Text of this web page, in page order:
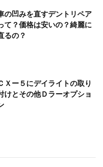
の凹みを直すデントリペア
て？価格は安いの？綺麗に
るの？
Ｘー５にデイライトの取り
けとその他Ｄラーオプショ